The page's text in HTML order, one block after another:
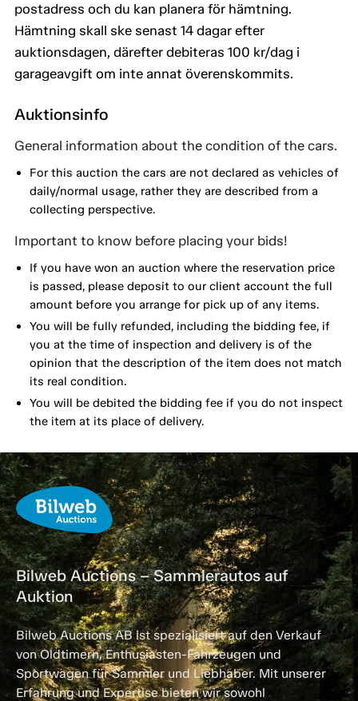
postadress och du kan planera för hämtning.
Hämtning skall ske senast 14 dagar efter
auktionsdagen, därefter debiteras 100 kr/dag i
garageavgift om inte annat överenskommits.
Auktionsinfo
General information about the condition of the cars.
For this auction the cars are not declared as vehicles of
daily/normal usage, rather they are described from a
collecting perspective.
Important to know before placing your bids!
If you have won an auction where the reservation price
is passed, please deposit to our client account the full
amount before you arrange for pick up of any items.
You will be fully refunded, including the bidding fee, if
you at the time of inspection and delivery is of the
opinion that the description of the item does not match
its real condition.
You will be debited the bidding fee if you do not inspect
the item at its place of delivery.
Bilweb Auctions – Sammlerautos auf
Auktion
Bilweb Auctions AB ist spezialisiert auf den Verkauf
von Oldtimern, Enthusiasten-Fahrzeugen und
Sportwagen für Sammler und Liebhaber. Mit unserer
Erfahrung und Expertise bieten wir sowohl